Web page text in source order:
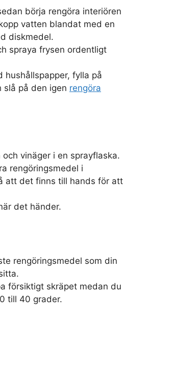
börja rengöra interiören
vatten blandat med en
diskmedel.
spraya frysen ordentligt
hushållspapper, fylla på
slå på den igen rengöra
vinäger i en sprayflaska.
rengöringsmedel i
att det finns till hands för att
det händer.
rengöringsmedel som din
försiktigt skräpet medan du
till 40 grader.